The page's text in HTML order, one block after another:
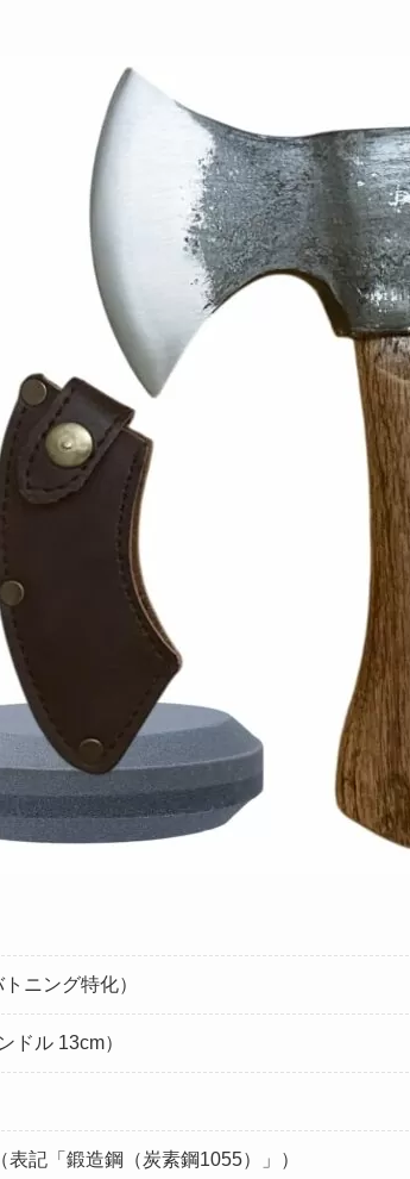
ニング特化）
ドル 13cm）
記「鍛造鋼（炭素鋼1055）」）